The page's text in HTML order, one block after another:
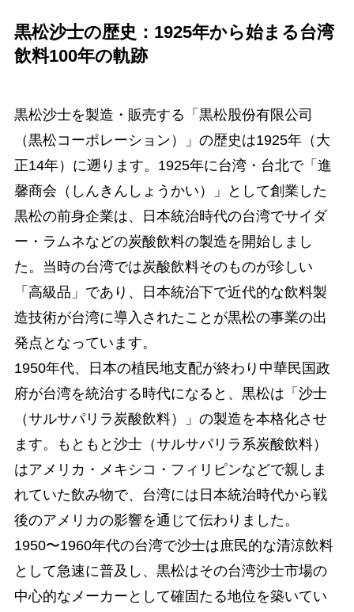
黒松沙士の歴史：1925年から始まる台湾
飲料100年の軌跡
黒松沙士を製造・販売する「黒松股份有限公司
（黒松コーポレーション）」の歴史は1925年（大
正14年）に遡ります。1925年に台湾・台北で「進
馨商会（しんきんしょうかい）」として創業した
黒松の前身企業は、日本統治時代の台湾でサイダ
ー・ラムネなどの炭酸飲料の製造を開始しまし
た。当時の台湾では炭酸飲料そのものが珍しい
「高級品」であり、日本統治下で近代的な飲料製
造技術が台湾に導入されたことが黒松の事業の出
発点となっています。
1950年代、日本の植民地支配が終わり中華民国政
府が台湾を統治する時代になると、黒松は「沙士
（サルサパリラ炭酸飲料）」の製造を本格化させ
ます。もともと沙士（サルサパリラ系炭酸飲料）
はアメリカ・メキシコ・フィリピンなどで親しま
れていた飲み物で、台湾には日本統治時代から戦
後のアメリカの影響を通じて伝わりました。
1950〜1960年代の台湾で沙士は庶民的な清涼飲料
として急速に普及し、黒松はその台湾沙士市場の
中心的なメーカーとして確固たる地位を築いてい